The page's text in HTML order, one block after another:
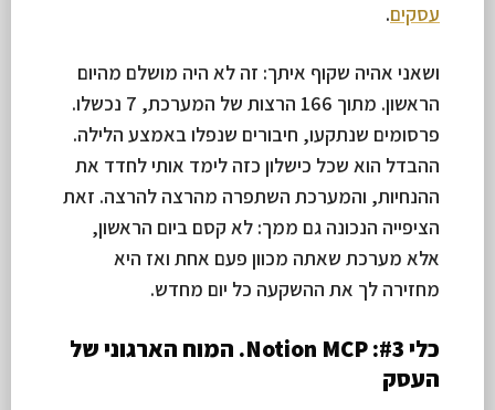
עסקים.
ושאני אהיה שקוף איתך: זה לא היה מושלם מהיום
הראשון. מתוך 166 הרצות של המערכת, 7 נכשלו.
פרסומים שנתקעו, חיבורים שנפלו באמצע הלילה.
ההבדל הוא שכל כישלון כזה לימד אותי לחדד את
ההנחיות, והמערכת השתפרה מהרצה להרצה. זאת
הציפייה הנכונה גם ממך: לא קסם ביום הראשון,
אלא מערכת שאתה מכוון פעם אחת ואז היא
מחזירה לך את ההשקעה כל יום מחדש.
כלי #3: Notion MCP. המוח הארגוני של
העסק